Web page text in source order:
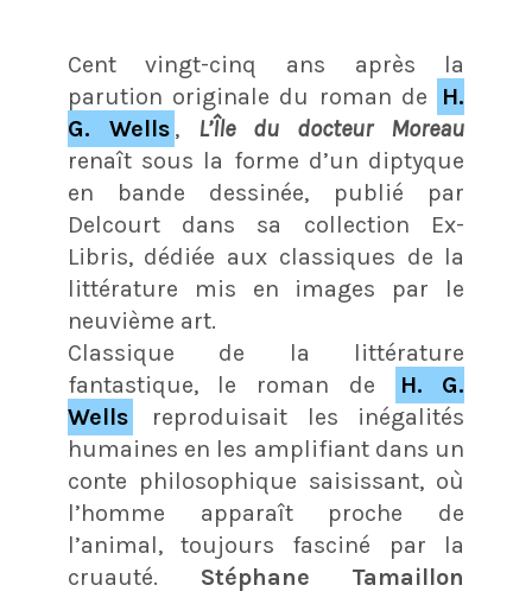
Cent vingt-cinq ans après la
parution originale du roman de
H.
G. Wells , L’Île du docteur Moreau
renaît sous la forme d’un diptyque
en bande dessinée, publié par
Delcourt dans sa collection Ex-
Libris, dédiée aux classiques de la
littérature mis en images par le
neuvième art.
Classique de la littérature
fantastique, le roman de
H. G.
Wells
reproduisait les inégalités
humaines en les amplifiant dans un
conte philosophique saisissant, où
l’homme apparaît proche de
l’animal, toujours fasciné par la
cruauté. Stéphane Tamaillon